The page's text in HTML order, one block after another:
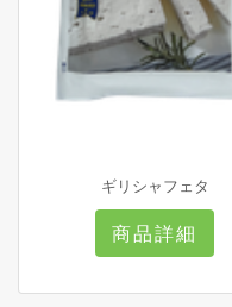
ギリシャフェタ
商品詳細